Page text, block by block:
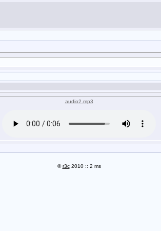
audio2.mp3
©r3c2010 :: 2 ms